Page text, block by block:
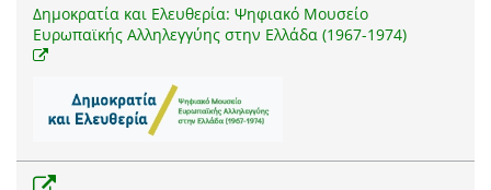
Δημοκρατία και Ελευθερία: Ψηφιακό Μουσείο
Ευρωπαϊκής Αλληλεγγύης στην Ελλάδα (1967-1974)